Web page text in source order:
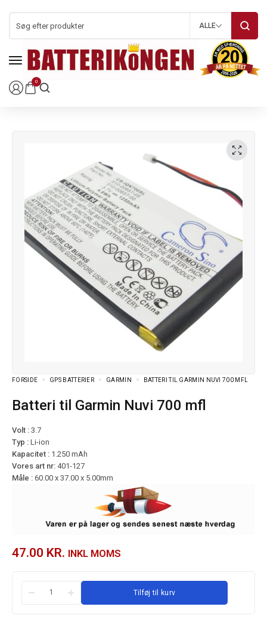
0
ALLE
FORSIDE GPS BATTERIER GARMIN BATTERI TIL GARMIN NUVI 700 MFL
Batteri til Garmin Nuvi 700 mfl
Volt : 3.7
Typ : Li-ion
Kapacitet : 1.250 mAh
Vores art nr: 401-127
Måle : 60.00 x 37.00 x 5.00mm
47.00 KR. INKL MOMS
Tilføj til kurv